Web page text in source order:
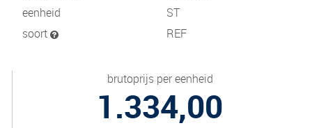
eenheid
ST
soort
REF
brutoprijs per eenheid
1.334,00